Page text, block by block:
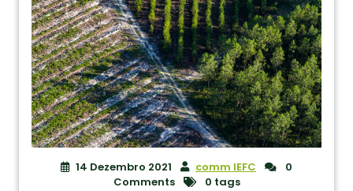
14 Dezembro 2021 comm IEFC
0
Comments
0 tags